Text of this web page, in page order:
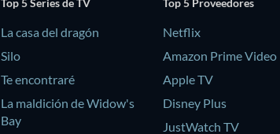
La casa del dragón
Silo
Te encontraré
La maldición de Widow's
Bay
Netflix
Amazon Prime Video
Apple TV
Disney Plus
JustWatch TV